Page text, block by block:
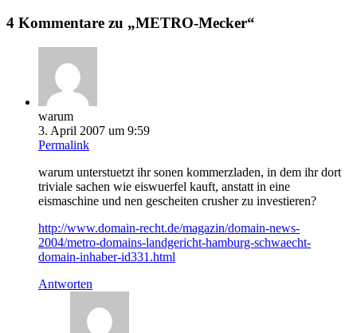
4 Kommentare zu „METRO-Mecker“
warum
3. April 2007 um 9:59
Permalink
warum unterstuetzt ihr sonen kommerzladen, in dem ihr dort
triviale sachen wie eiswuerfel kauft, anstatt in eine
eismaschine und nen gescheiten crusher zu investieren?
http://www.domain-recht.de/magazin/domain-news-
2004/metro-domains-landgericht-hamburg-schwaecht-
domain-inhaber-id331.html
Antworten